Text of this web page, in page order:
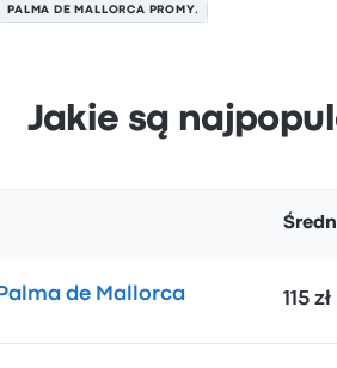
PALMA DE MALLORCA PROMY.
Jakie są
de Mallorca 115 zł